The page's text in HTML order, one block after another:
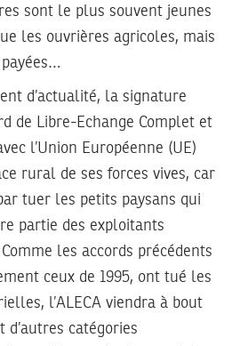
sont le plus souvent jeunes
les ouvrières agricoles, mais
d’actualité, la signature
de Libre-Echange Complet et
l’Union Européenne (UE)
rural de ses forces vives, car
tuer les petits paysans qui
partie des exploitants
les accords précédents
ceux de 1995, ont tué les
l’ALECA viendra à bout
d’autres catégories